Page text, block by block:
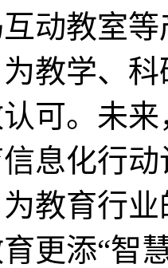
动教室
教学、
可。未
息化行
教育行
更添“智